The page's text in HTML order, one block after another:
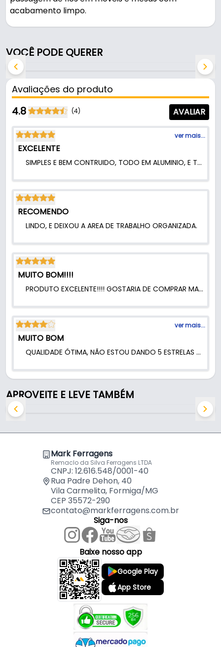
acabamento limpo.
Fabricado em Alumínio com acabamento
anodizado, é resistente e durável no uso diário.
Características:
- Marca: Maxima
- Modelo: Retangular
- Material: Alumínio
- Acabamento: Anodizado
- Altura total: 3 cm
- Comprimento total da aba: 27,5 cm
- Largura total da aba: 8 cm
- Furo no móvel: 68,5 x 264,5 mm
VOCÊ PODE QUERER
Avaliações do produto
4.8 (4) AVALIAR
ver mais...
EXCELENTE
SIMPLES E BEM CONTRUIDO, TODO EM ALUMINIO, E TEM ESPAÇO PARA PASSAR A MÃO SE FOR NECESSÁRIO.
RECOMENDO
LINDO, E DEIXOU A AREA DE TRABALHO ORGANIZADA.
MUITO BOM!!!!
PRODUTO EXCELENTE!!!! GOSTARIA DE COMPRAR MAIS MAS NAO ESTOU ENCONTARNDO.
ver mais...
MUITO BOM
QUALIDADE ÓTIMA, NÃO ESTOU DANDO 5 ESTRELAS QUE ACHEI QUE SERIA MAIS COMO UMA CAIXA DO QUE APENAS A TAMPA.
APROVEITE E LEVE TAMBÉM
Mark Ferragens
Remaclo da Silva Ferragens LTDA
CNPJ: 12.616.548/0001-40
Rua Padre Dehon, 40
Vila Carmelita, Formiga/MG
CEP 35572-290
contato@markferragens.com.br
Siga-nos
Baixe nosso app
Google Play
App Store